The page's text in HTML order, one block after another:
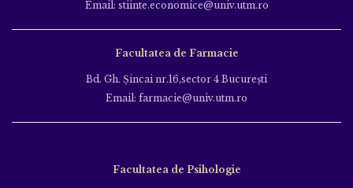
Email: stiinte.economice@univ.utm.ro
Facultatea de Farmacie
Bd. Gh. Şincai nr.16,sector 4 Bucureşti
Email: farmacie@univ.utm.ro
Facultatea de Psihologie